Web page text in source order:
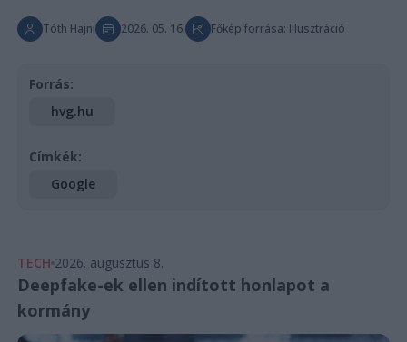
Tóth Hajni 2026. 05. 16. Főkép forrása: Illusztráció
Forrás:
hvg.hu
Címkék:
Google
TECH 2026. augusztus 8.
Deepfake-ek ellen indított honlapot a
kormány